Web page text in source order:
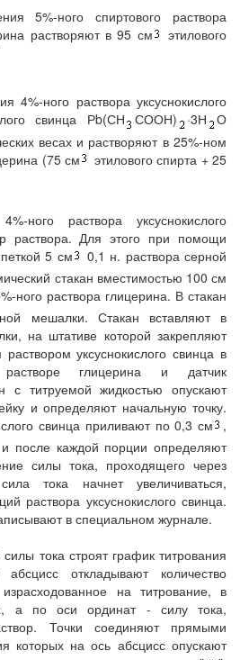
5%-ного спиртового раствора
растворяют в 95 см
этилового
4%-ного раствора уксуснокислого
свинца Рb(СН СООН) ·3Н О
весах и растворяют в 25%-ном
(75 см
этилового спирта + 25
ного раствора уксуснокислого
раствора. Для этого при помощи
5 см
0,1 н. раствора серной
стакан вместимостью 100 см
ного раствора глицерина. В стакан
мешалки. Стакан вставляют в
на штативе которой закрепляют
уксуснокислого свинца в
глицерина и датчик
с титруемой жидкостью опускают
и определяют начальную точку.
свинца приливают по 0,3 см
,
после каждой порции определяют
силы тока, проходящего через
тока начнет увеличиваться,
раствора уксуснокислого свинца.
в специальном журнале.
тока строят график титрования
откладывают количество
израсходованное на титрование, в
а по оси ординат - силу тока,
Точки соединяют прямыми
которых на ось абсцисс опускают